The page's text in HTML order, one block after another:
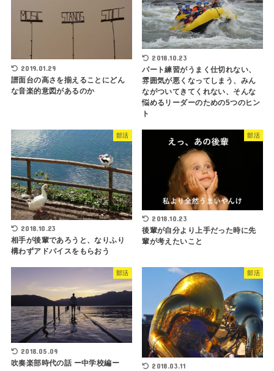
2019.01.29
譜面台の高さを揃えることにどん
な音楽的意図があるのか
2018.10.23
パート練習がうまく仕切れない、
雰囲気が悪くなってしまう、みん
ながついてきてくれない、そんな
悩めるリーダーのための5つのヒン
ト
部活
2018.10.23
相手が後輩であろうと、なりふり
構わずアドバイスをもらおう
部活
2018.10.23
後輩が自分より上手だった時に先
輩が考えたいこと
部活
2018.05.09
吹奏楽部時代の話 ー中学校編ー
部活
2018.03.11